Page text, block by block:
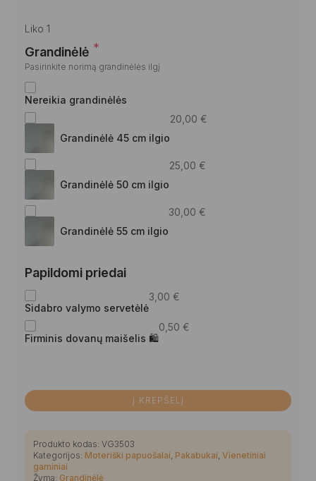
Liko 1
Grandinėlė *
Pasirinkite norimą grandinėlės ilgį
Nereikia grandinėlės
Grandinėlė 45 cm ilgio
20,00 €
Grandinėlė 50 cm ilgio
25,00 €
Grandinėlė 55 cm ilgio
30,00 €
Papildomi priedai
Sidabro valymo servetėlė
3,00 €
Firminis dovanų maišelis 🛍
0,50 €
Į KREPŠELĮ
Produkto kodas: VG3503
Kategorijos: Moteriški papuošalai Pakabukai Vienetiniai
gaminiai
Žyma: Grandinėlė